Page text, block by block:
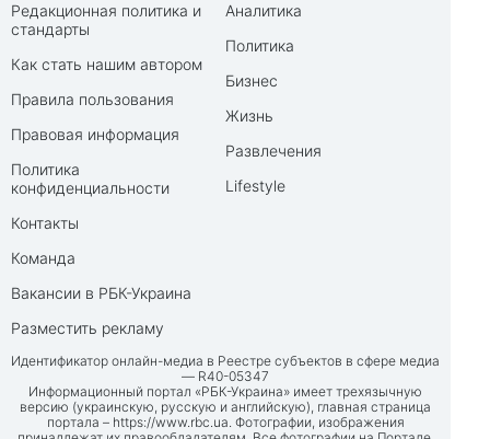
Редакционная политика и
стандарты
Как стать нашим автором
Правила пользования
Правовая информация
Политика
конфиденциальности
Контакты
Команда
Вакансии в РБК-Украина
Разместить рекламу
Аналитика
Политика
Бизнес
Жизнь
Развлечения
Lifestyle
Идентификатор онлайн-медиа в Реестре субъектов в сфере медиа
— R40-05347
Информационный портал «РБК-Украина» имеет трехязычную
версию (украинскую, русскую и английскую), главная страница
портала – https://www.rbc.ua. Фотографии, изображения